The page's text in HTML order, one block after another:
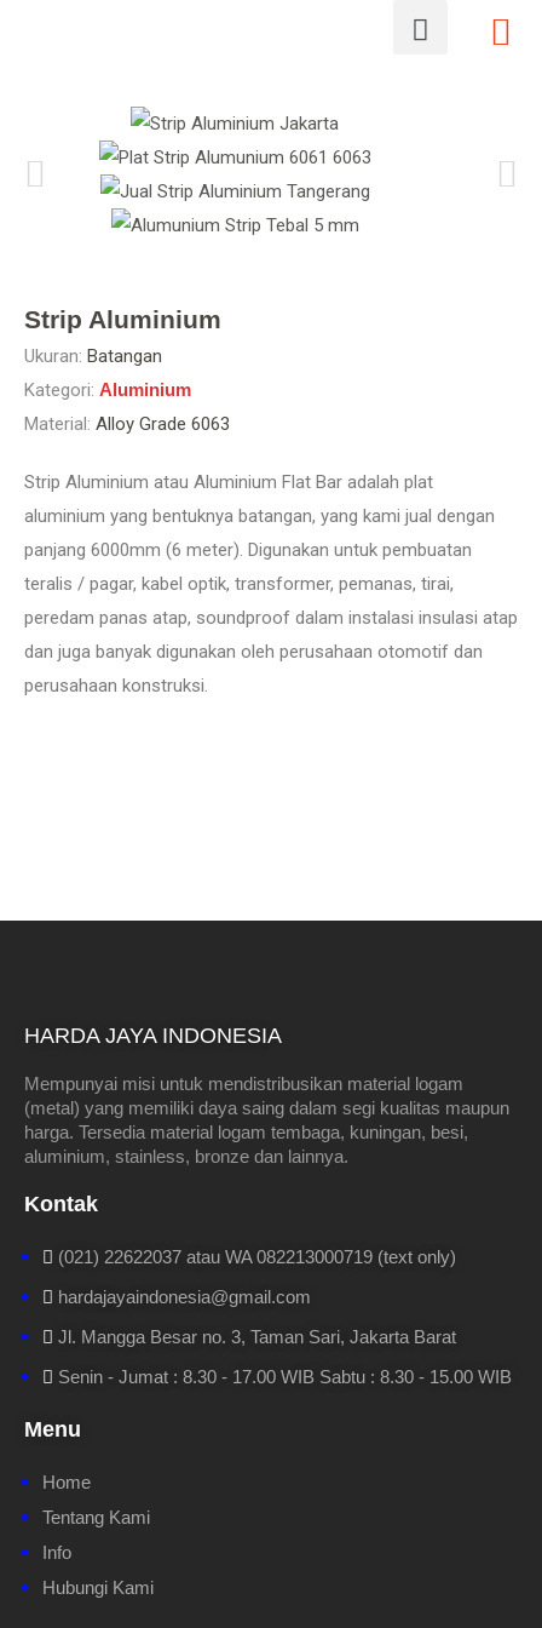
Strip Aluminium
Ukuran: Batangan
Kategori: Aluminium
Material: Alloy Grade 6063
Strip Aluminium atau Aluminium Flat Bar adalah plat
aluminium yang bentuknya batangan, yang kami jual dengan
panjang 6000mm (6 meter). Digunakan untuk pembuatan
teralis / pagar, kabel optik, transformer, pemanas, tirai,
peredam panas atap, soundproof dalam instalasi insulasi atap
dan juga banyak digunakan oleh perusahaan otomotif dan
perusahaan konstruksi.
HARDA JAYA INDONESIA
Mempunyai misi untuk mendistribusikan material logam
(metal) yang memiliki daya saing dalam segi kualitas maupun
harga. Tersedia material logam tembaga, kuningan, besi,
aluminium, stainless, bronze dan lainnya.
Kontak
(021) 22622037 atau WA 082213000719 (text only)
hardajayaindonesia@gmail.com
Jl. Mangga Besar no. 3, Taman Sari, Jakarta Barat
Senin - Jumat : 8.30 - 17.00 WIB Sabtu : 8.30 - 15.00 WIB
Menu
Home
Tentang Kami
Info
Hubungi Kami